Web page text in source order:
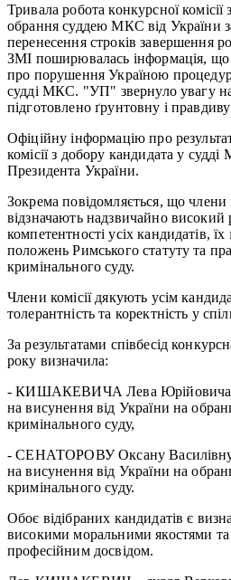
Тривала робота конкурсної
обрання суддею МКС від України
перенесення строків завершення
ЗМІ поширювалась інформація, що
про порушення Україною
судді МКС. "УП" звернуло увагу
підготовлено ґрунтовну і
Офіційну інформацію про
комісії з добору кандидата у
Президента України.
Зокрема повідомляється, що члени
відзначають надзвичайно високий
компетентності усіх кандидатів,
положень Римського статуту та
кримінального суду.
Члени комісії дякують усім
толерантність та коректність у
За результатами співбесід
року визначила:
- КИШАКЕВИЧА Лева Юрійовича
на висунення від України на
кримінального суду,
- СЕНАТОРОВУ Оксану Василівну
на висунення від України на
кримінального суду.
Обоє відібраних кандидатів є
високими моральними якостями та
професійним досвідом.